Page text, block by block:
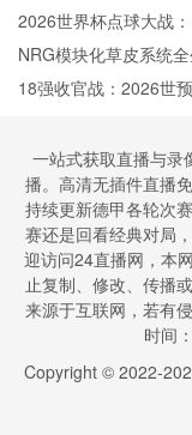
2026世界杯点球大战
NRG模块化草皮系统
路径
18强收官战：2026世
一站式获取直播与录
播。高清无插件直播
持续更新德甲各轮次
赛还是回看经典对局
迎访问24直播网，本
止复制、修改、传播
来源于互联网，若有
时间
Copyright © 2022-